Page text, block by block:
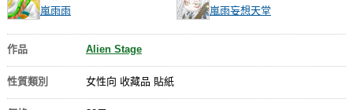
嵐雨雨 嵐雨妄想天堂
作品 Alien Stage
性質類別 女性向 收藏品 貼紙